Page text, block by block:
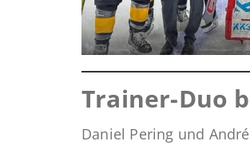
Trainer-Duo
Daniel Pering und